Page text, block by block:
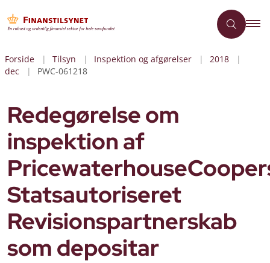
Forside Tilsyn Inspektion og afgørelser
2018
dec
PWC-061218
Redegørelse om
inspektion af
Statsautoriseret
Revisionspartnerskab
som depositar